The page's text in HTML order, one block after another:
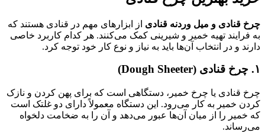
چرخ قنادی و میل وردنه قنادی از ابزارهای مهم در قنادی هستند که
به فرایند تهیه خمیر و شیرینی کمک می‌کنند. هر کدام کاربرد خاصی
دارند و در انتخاب آن‌ها باید به نیاز و نوع کار خود توجه کرد.
۱. چرخ قنادی (Dough Sheeter)
چرخ قنادی یا چرخ خمیر، دستگاهی است که برای پهن کردن و نازک
کردن خمیر به کار می‌رود. این دستگاه معمولاً دارای دو غلتک است
که خمیر را از میان آن‌ها عبور می‌دهد و آن را به ضخامت دلخواه
می‌رساند.